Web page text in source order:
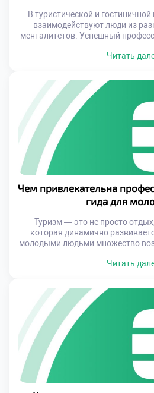
В туристической и
взаимодействуют люди из
менталитетов. Успешный
информацию, объяснять
будущие специалисты по
должны заранее задуматься о
компетенций, чтобы
Читать
Чем привлекательна
гида для
Туризм — это не просто
которая динамично
молодыми людьми множество
выпускников школ и студентов,
быть частью международного
вы любите путешествовать,
Читать